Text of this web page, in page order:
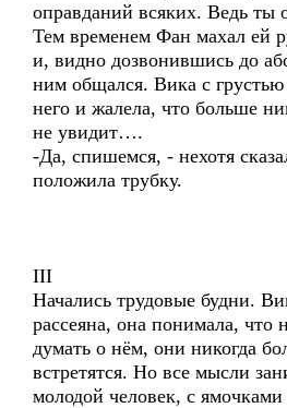
оправданий всяких. Ведь ты
Тем временем Фан махал ей
и, видно дозвонившись до
ним общался. Вика с грустью
него и жалела, что больше
не увидит….
-Да, спишемся, - нехотя
положила трубку.
III
Начались трудовые будни.
рассеяна, она понимала, что
думать о нём, они никогда
встретятся. Но все мысли
молодой человек, с